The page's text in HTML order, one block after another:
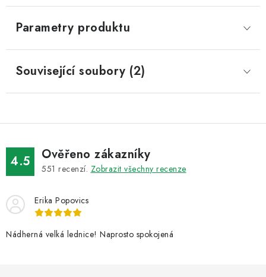
Parametry produktu
Související soubory (2)
4.5 Ověřeno zákazníky
551 recenzí. Zobrazit všechny recenze
Erika Popovics
Nádherná velká lednice! Naprosto spokojená